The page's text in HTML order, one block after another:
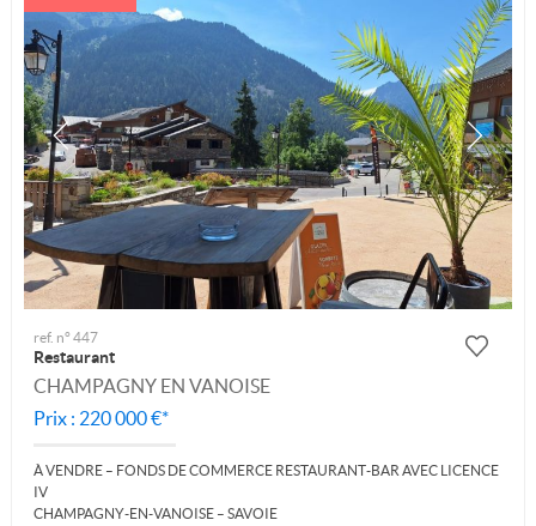
ref. n° 447
Restaurant
CHAMPAGNY EN VANOISE
Prix : 220 000 €*
À VENDRE – FONDS DE COMMERCE RESTAURANT-BAR AVEC LICENCE
IV
CHAMPAGNY-EN-VANOISE – SAVOIE